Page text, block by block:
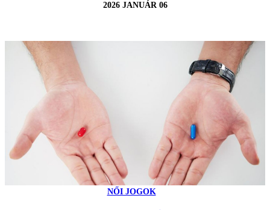
2026 JANUÁR 06
NŐI JOGOK